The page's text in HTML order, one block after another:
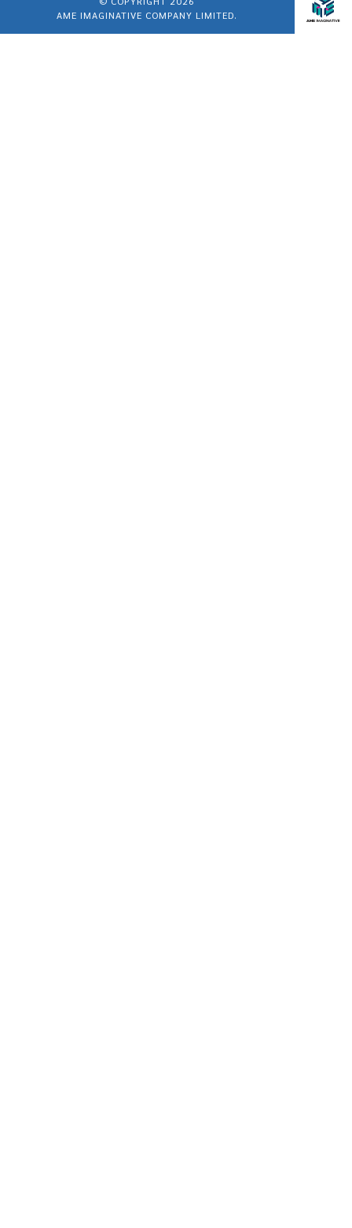
AME IMAGINATIVE COMPANY LIMITED.